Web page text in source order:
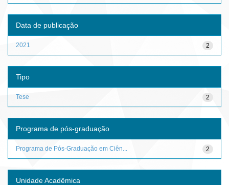
Data de publicação
2
2021
Tipo
2
Tese
Programa de pós-graduação
2
Programa de Pós-Graduação em Ciên...
Unidade Acadêmica